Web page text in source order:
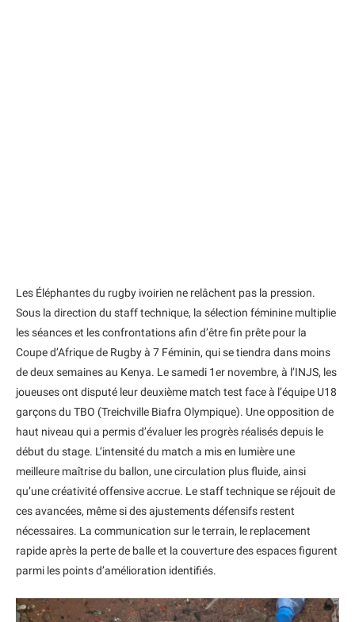
Les Éléphantes du rugby ivoirien ne relâchent pas la pression.
Sous la direction du staff technique, la sélection féminine multiplie
les séances et les confrontations afin d’être fin prête pour la
Coupe d’Afrique de Rugby à 7 Féminin, qui se tiendra dans moins
de deux semaines au Kenya. Le samedi 1er novembre, à l’INJS, les
joueuses ont disputé leur deuxième match test face à l’équipe U18
garçons du TBO (Treichville Biafra Olympique). Une opposition de
haut niveau qui a permis d’évaluer les progrès réalisés depuis le
début du stage. L’intensité du match a mis en lumière une
meilleure maîtrise du ballon, une circulation plus fluide, ainsi
qu’une créativité offensive accrue. Le staff technique se réjouit de
ces avancées, même si des ajustements défensifs restent
nécessaires. La communication sur le terrain, le replacement
rapide après la perte de balle et la couverture des espaces figurent
parmi les points d’amélioration identifiés.